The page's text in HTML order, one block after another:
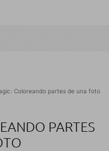
Coloreando partes de una foto
PARTES